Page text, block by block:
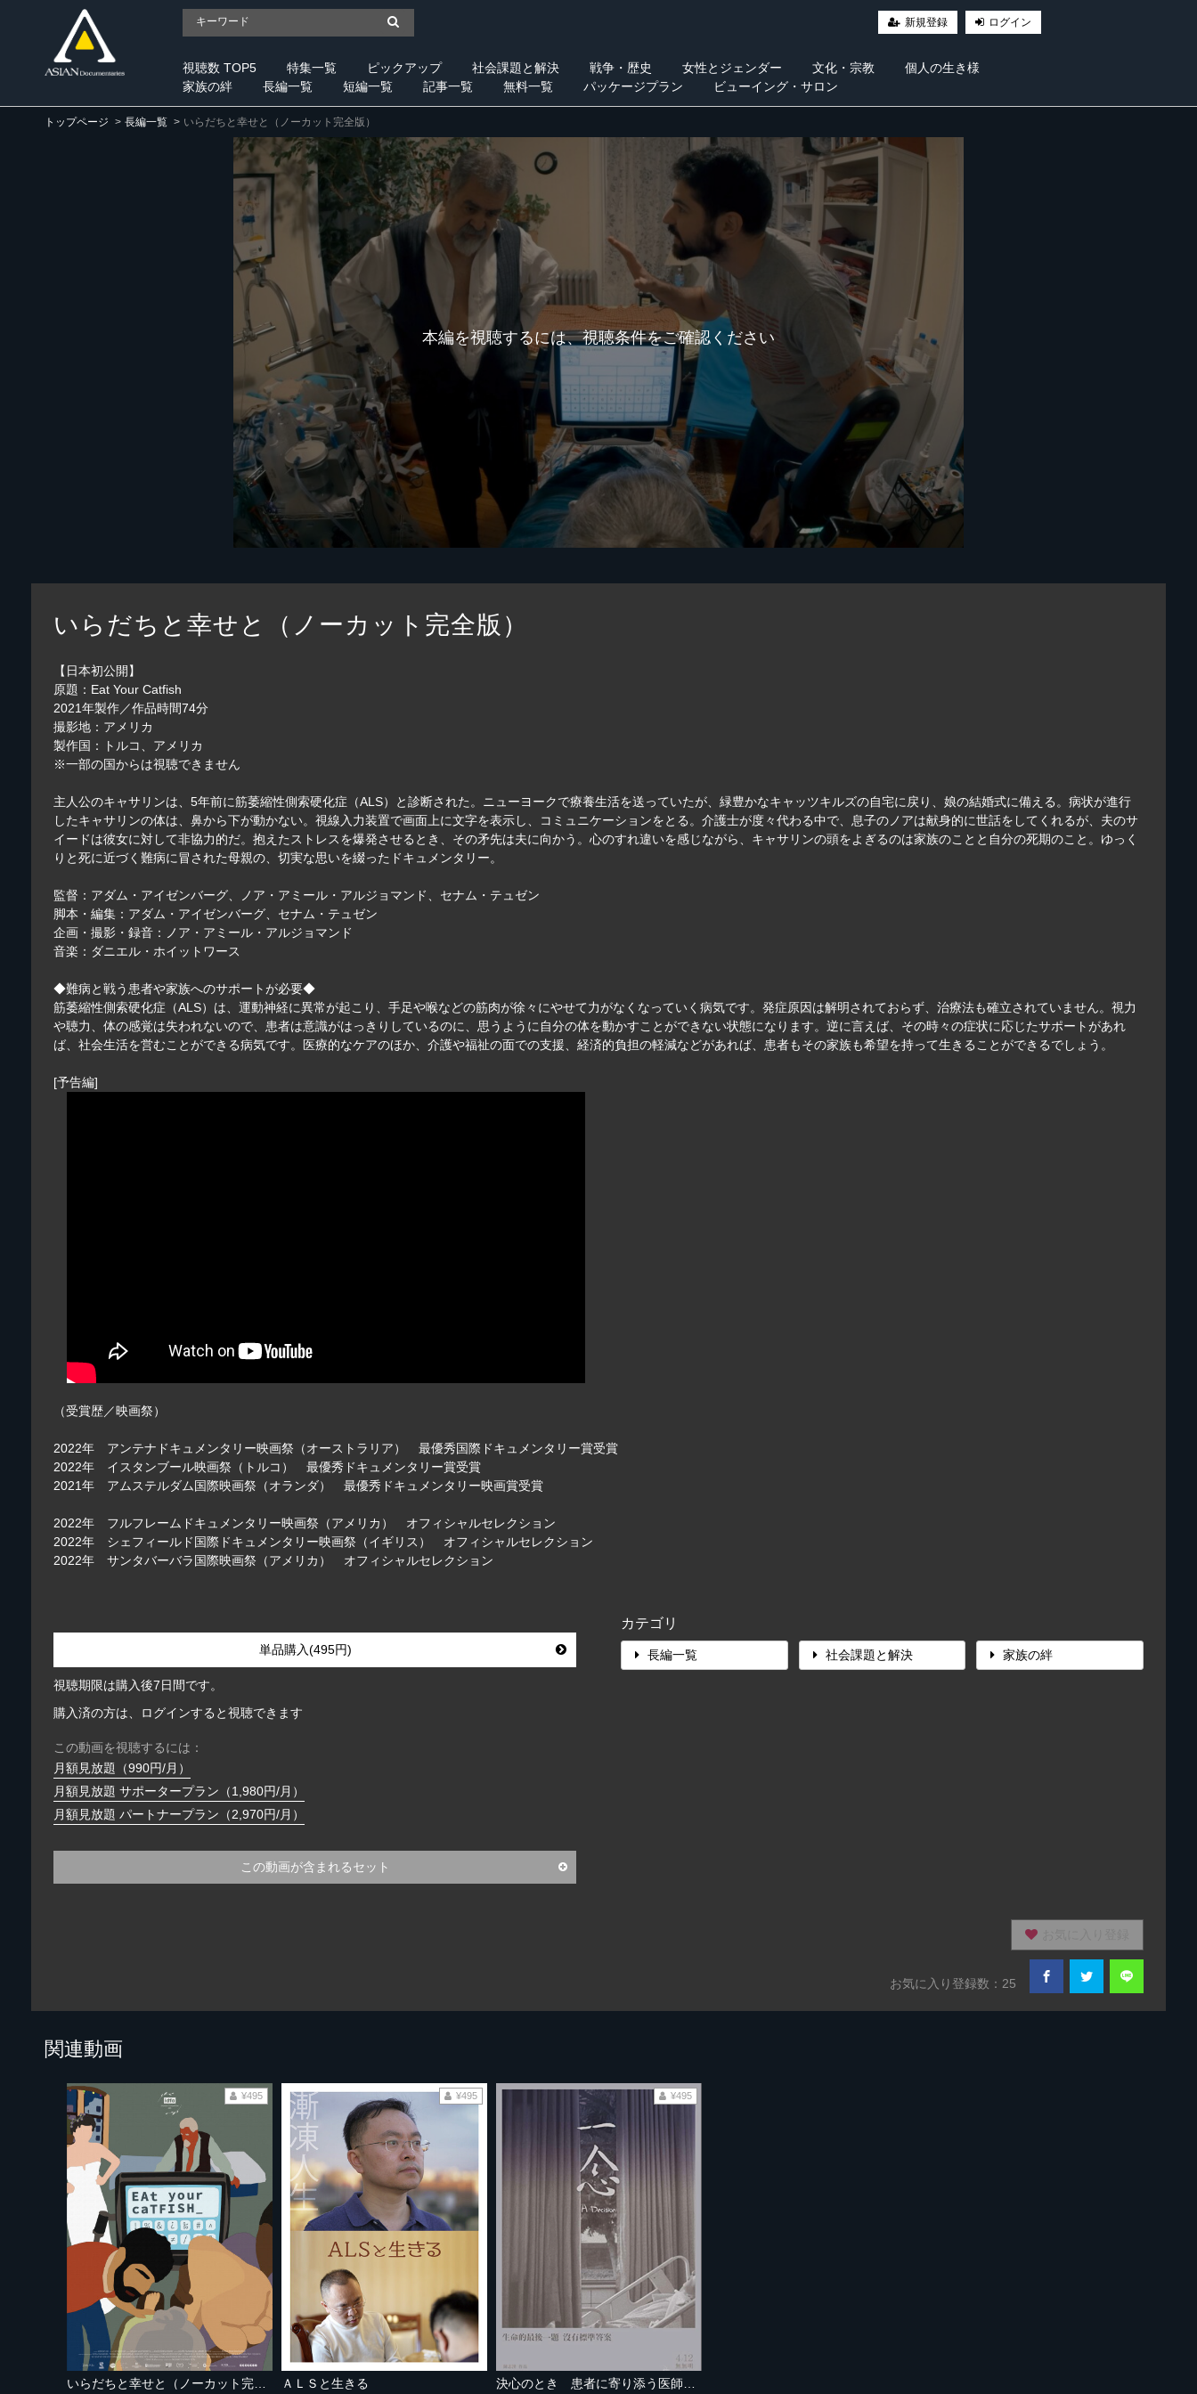
新規登録 ログイン
視聴数 TOP5 特集一覧 ピックアップ 社会課題と解決 戦争・歴史 女性とジェンダー 文化・宗教
個人の生き様
家族の絆
長編一覧 短編一覧 記事一覧 無料一覧 パッケージプラン ビューイング・サロン
トップページ 長編一覧 いらだちと幸せと（ノーカット完全版）
本編を視聴するには、視聴条件をご確認ください
いらだちと幸せと（ノーカット完全版）
【日本初公開】
原題：Eat Your Catfish
2021年製作／作品時間74分
撮影地：アメリカ
製作国：トルコ、アメリカ
※一部の国からは視聴できません
主人公のキャサリンは、5年前に筋萎縮性側索硬化症（ALS）と診断された。ニューヨークで療養生活を送っていたが、緑豊かなキャッツキルズの自宅に戻り、娘の結婚式に備える。病状が進行
したキャサリンの体は、鼻から下が動かない。視線入力装置で画面上に文字を表示し、コミュニケーションをとる。介護士が度々代わる中で、息子のノアは献身的に世話をしてくれるが、夫のサ
イードは彼女に対して非協力的だ。抱えたストレスを爆発させるとき、その矛先は夫に向かう。心のすれ違いを感じながら、キャサリンの頭をよぎるのは家族のことと自分の死期のこと。ゆっく
りと死に近づく難病に冒された母親の、切実な思いを綴ったドキュメンタリー。
監督：アダム・アイゼンバーグ、ノア・アミール・アルジョマンド、セナム・テュゼン
脚本・編集：アダム・アイゼンバーグ、セナム・テュゼン
企画・撮影・録音：ノア・アミール・アルジョマンド
音楽：ダニエル・ホイットワース
◆難病と戦う患者や家族へのサポートが必要◆
筋萎縮性側索硬化症（ALS）は、運動神経に異常が起こり、手足や喉などの筋肉が徐々にやせて力がなくなっていく病気です。発症原因は解明されておらず、治療法も確立されていません。視力
や聴力、体の感覚は失われないので、患者は意識がはっきりしているのに、思うように自分の体を動かすことができない状態になります。逆に言えば、その時々の症状に応じたサポートがあれ
ば、社会生活を営むことができる病気です。医療的なケアのほか、介護や福祉の面での支援、経済的負担の軽減などがあれば、患者もその家族も希望を持って生きることができるでしょう。
[予告編]
（受賞歴／映画祭）
2022年 アンテナドキュメンタリー映画祭（オーストラリア） 最優秀国際ドキュメンタリー賞受賞
2022年 イスタンブール映画祭（トルコ） 最優秀ドキュメンタリー賞受賞
2021年 アムステルダム国際映画祭（オランダ） 最優秀ドキュメンタリー映画賞受賞
2022年 フルフレームドキュメンタリー映画祭（アメリカ） オフィシャルセレクション
2022年 シェフィールド国際ドキュメンタリー映画祭（イギリス） オフィシャルセレクション
2022年 サンタバーバラ国際映画祭（アメリカ） オフィシャルセレクション
単品購入(495円)
視聴期限は購入後7日間です。
購入済の方は、ログインすると視聴できます
この動画を視聴するには：
月額見放題（990円/月）
月額見放題 サポータープラン（1,980円/月）
月額見放題 パートナープラン（2,970円/月）
この動画が含まれるセット
カテゴリ
長編一覧 社会課題と解決 家族の絆
お気に入り登録数：25
関連動画
いらだちと幸せと（ノーカット完全版）
¥495
ＡＬＳと生きる
¥495
決心のとき 患者に寄り添う医師たち
¥495